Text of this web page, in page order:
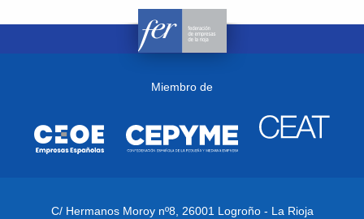
Miembro de
C/ Hermanos Moroy nº8, 26001 Logroño - La Rioja